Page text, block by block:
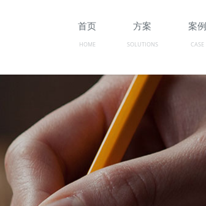
首页
HOME
方案
SOLUTIONS
案例
CASE